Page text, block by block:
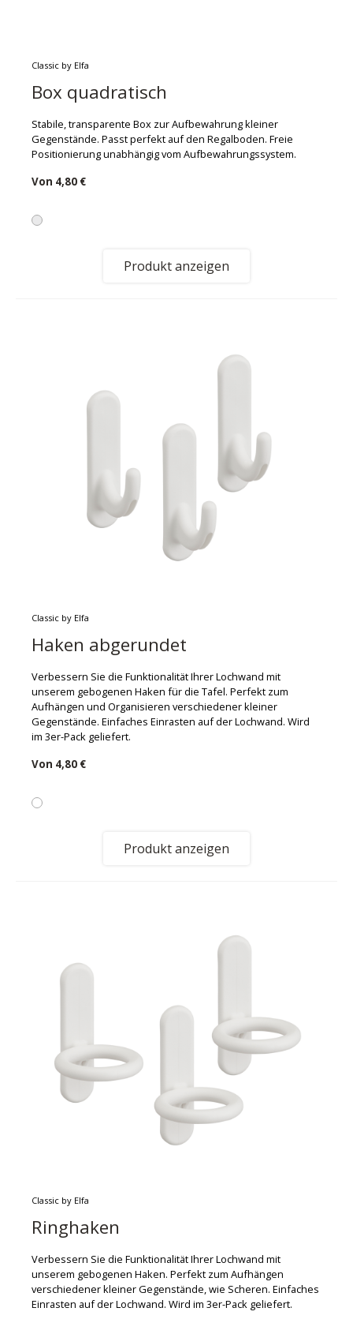
Classic by Elfa
Box quadratisch
Stabile, transparente Box zur Aufbewahrung kleiner
Gegenstände. Passt perfekt auf den Regalboden. Freie
Positionierung unabhängig vom Aufbewahrungssystem.
Von 4,80 €
Produkt anzeigen
Classic by Elfa
Haken abgerundet
Verbessern Sie die Funktionalität Ihrer Lochwand mit
unserem gebogenen Haken für die Tafel. Perfekt zum
Aufhängen und Organisieren verschiedener kleiner
Gegenstände. Einfaches Einrasten auf der Lochwand. Wird
im 3er-Pack geliefert.
Von 4,80 €
Produkt anzeigen
Classic by Elfa
Ringhaken
Verbessern Sie die Funktionalität Ihrer Lochwand mit
unserem gebogenen Haken. Perfekt zum Aufhängen
verschiedener kleiner Gegenstände, wie Scheren. Einfaches
Einrasten auf der Lochwand. Wird im 3er-Pack geliefert.